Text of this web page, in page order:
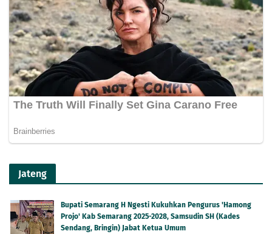
Jateng
Bupati Semarang H Ngesti Kukuhkan Pengurus 'Hamong
Projo' Kab Semarang 2025-2028, Samsudin SH (Kades
Sendang, Bringin) Jabat Ketua Umum